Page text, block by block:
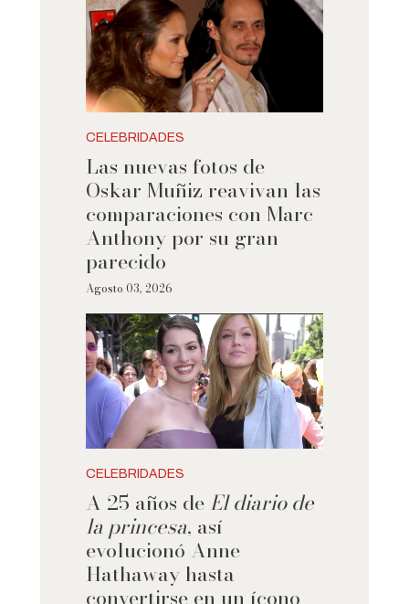
CELEBRIDADES
Las nuevas fotos de
Oskar Muñiz reavivan las
comparaciones con Marc
Anthony por su gran
parecido
Agosto 03, 2026
CELEBRIDADES
A 25 años de El diario de
la princesa, así
evolucionó Anne
Hathaway hasta
convertirse en un ícono